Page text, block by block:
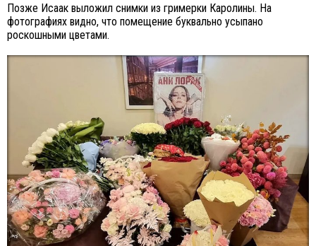
Позже Исаак выложил снимки из гримерки Каролины. На
фотографиях видно, что помещение буквально усыпано
роскошными цветами.